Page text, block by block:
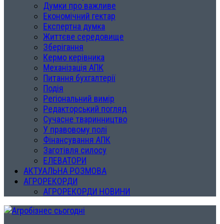
Думки про важливе
Економічний гектар
Експертна думка
Життєве середовище
Зберігання
Кермо керівника
Механізація АПК
Питання бухгалтерії
Подія
Регіональний вимір
Редакторський погляд
Сучасне тваринництво
У правовому полі
Фінансування АПК
Заготівля силосу
ЕЛЕВАТОРИ
АКТУАЛЬНА РОЗМОВА
АГРОРЕКОРДИ
АГРОРЕКОРДИ НОВИНИ